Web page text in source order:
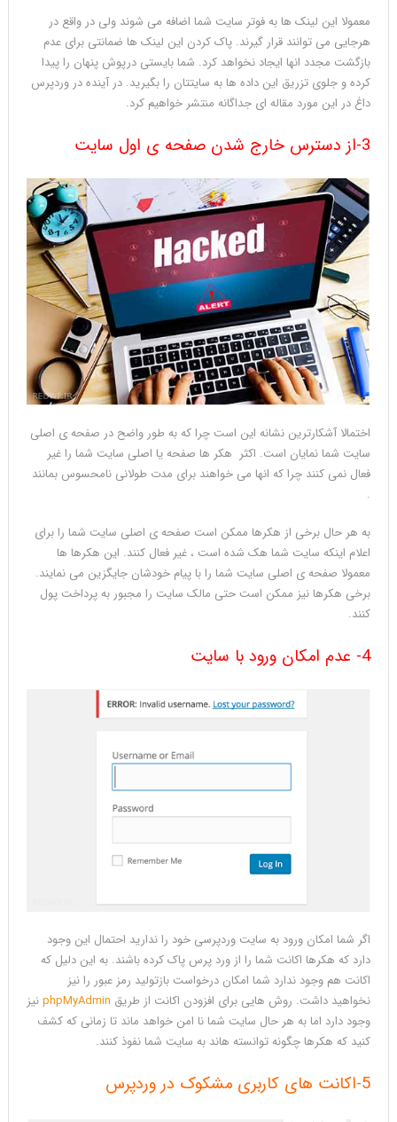
معمولا این لینک ها به فوتر سایت شما اضافه می شوند ولی در واقع در
هرجایی می توانند قرار گیرند. پاک کردن این لینک ها ضمانتی برای عدم
بازگشت مجدد انها ایجاد نخواهد کرد. شما بایستی درپوش پنهان را پیدا
کرده و جلوی تزریق این داده ها به سایتتان را بگیرید. در آینده در وردپرس
داغ در این مورد مقاله ای جداگانه منتشر خواهیم کرد.
3-از دسترس خارج شدن صفحه ی اول سایت
اختمالا آشکارترین نشانه این است چرا که به طور واضح در صفحه ی اصلی
سایت شما نمایان است. اکثر هکر ها صفحه یا اصلی سایت شما را غیر
فعال نمی کنند چرا که انها می خواهند برای مدت طولانی نامحسوس بمانند
.
به هر حال برخی از هکرها ممکن است صفحه ی اصلی سایت شما را برای
اعلام اینکه سایت شما هک شده است ، غیر فعال کنند. این هکرها ها
معمولا صفحه ی اصلی سایت شما را با پیام خودشان جایگزین می نمایند.
برخی هکرها نیز ممکن است حتی مالک سایت را مجبور به پرداخت پول
کنند.
4- عدم امکان ورود با سایت
اگر شما امکان ورود به سایت وردپرسی خود را ندارید احتمال این وجود
دارد که هکرها اکانت شما را از ورد پرس پاک کرده باشند. به این دلیل که
اکانت هم وجود ندارد شما امکان درخواست بازتولید رمز عبور را نیز
نخواهید داشت. روش هایی برای افزودن اکانت از طریق phpMyAdminنیز
وجود دارد اما به هر حال سایت شما نا امن خواهد ماند تا زمانی که کشف
کنید که هکرها چگونه توانسته هاند به سایت شما نفوذ کنند.
5-اکانت های کاربری مشکوک در وردپرس